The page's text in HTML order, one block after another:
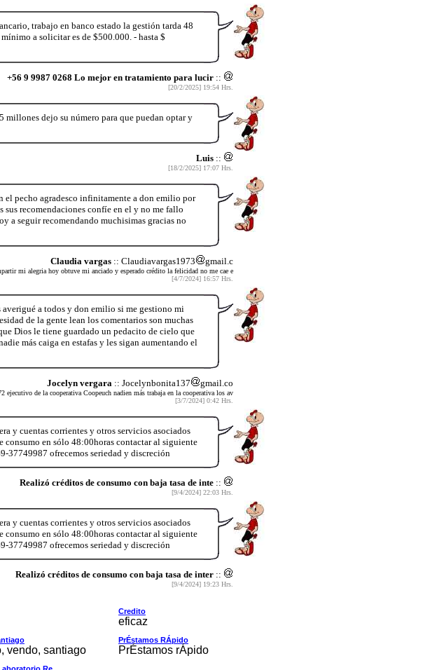
trabajo en banco estado la gestión tarda 48
a solicitar es de $500.000. - hasta $
+56 9 9987 0268 Lo mejor en tratamiento para lucir::
[20/2/2025] 19:54 Hrs.
dejo su número para que puedan optar y
Luis::
[18/2/2025] 17:07 Hrs.
pecho agradesco infinitamente a don emilio por
recomendaciones confíe en el y no me fallo
seguir recomendando muchisimas gracias no
Claudia vargas:: Claudiavargas1973 gmail.c
mi alegria hoy obtuve mi anciado y esperado crédito la felicidad no me cae e
[4/7/2024] 16:57 Hrs.
a todos y don emilio si me gestiono mi
de la gente lean los comentarios son muchas
Dios le tiene guardado un pedacito de cielo que
más caiga en estafas y les sigan aumentando el
Jocelyn vergara :: Jocelynbonita137 gmail.co
ejecutivo de la cooperativa Coopeuch nadien más trabaja en la cooperativa los av
[3/7/2024] 0:42 Hrs.
y cuentas corrientes y otros servicios asociados
consumo en sólo 48:00horas contactar al siguiente
37749987 ofrecemos seriedad y discreción
Realizó créditos de consumo con baja tasa de inte::
[9/4/2024] 22:03 Hrs.
y cuentas corrientes y otros servicios asociados
consumo en sólo 48:00horas contactar al siguiente
37749987 ofrecemos seriedad y discreción
Realizó créditos de consumo con baja tasa de inter::
[9/4/2024] 19:23 Hrs.
Credito
eficaz
vendo, santiago
PrÉstamos RÁpido
PrÉstamos rÁpido